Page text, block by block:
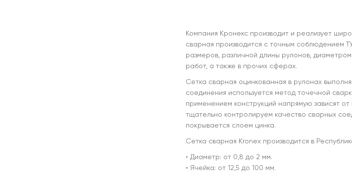
Компания Кронекс производит и реализует
сварная производится с точным соблюдением
размеров, различной длины рулонов,
работ, а также в прочих сферах.
Сетка сварная оцинкованная в рулонах
соединения используется метод точечной
применением конструкций напрямую зависят
тщательно контролируем качество сварных
покрывается слоем цинка.
Сетка сварная Kronex производится в
• Диаметр: от 0,8 до 2 мм.
• Ячейка: от 12,5 до 100 мм.